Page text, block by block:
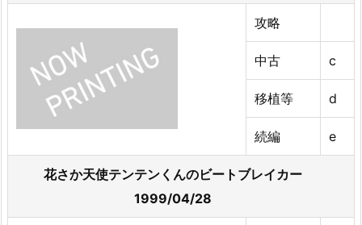
攻略
中古 c
移植等 d
続編 e
花さか天使テンテンくんのビートブレイカー
1999/04/28